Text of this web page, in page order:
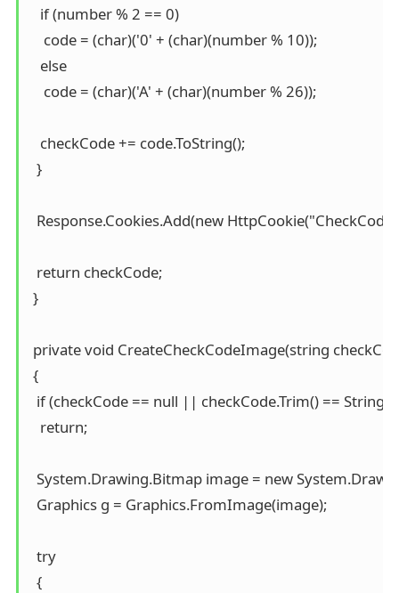
   if (number % 2 == 0)
    code = (char)('0' + (char)(number % 10));
   else
    code = (char)('A' + (char)(number % 26));
   checkCode += code.ToString();
  }
Response.Cookies.Add(new
  return checkCode;
}
private void CreateCheckCodeImage(string
{
if (checkCode == null || checkCode.Trim() ==
   return;
System.Drawing.Bitmap image = new
  Graphics g = Graphics.FromImage(image);
  try
  {